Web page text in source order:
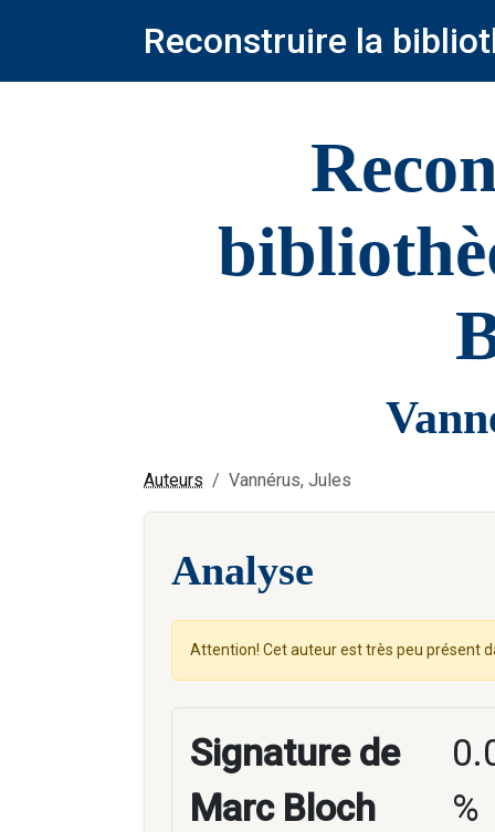
Reconstruire la
Auteurs Vannérus, Jules
Analyse
Attention! Cet auteur est très peu présent
Signature de
Marc Bloch
%